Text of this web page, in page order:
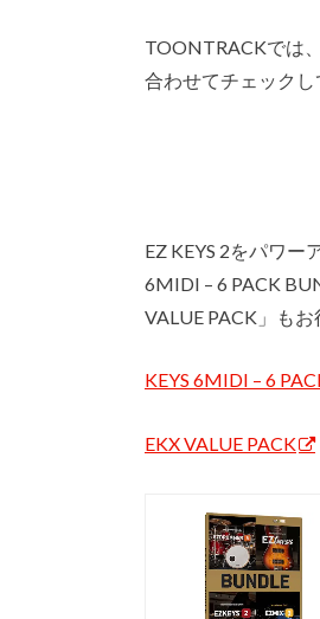
TOONTRACKでは
合わせてチェックし
EZ KEYS 2をパワ
6MIDI – 6 PACK
VALUE PACK」もお
KEYS 6MIDI – 6
EKX VALUE PACK